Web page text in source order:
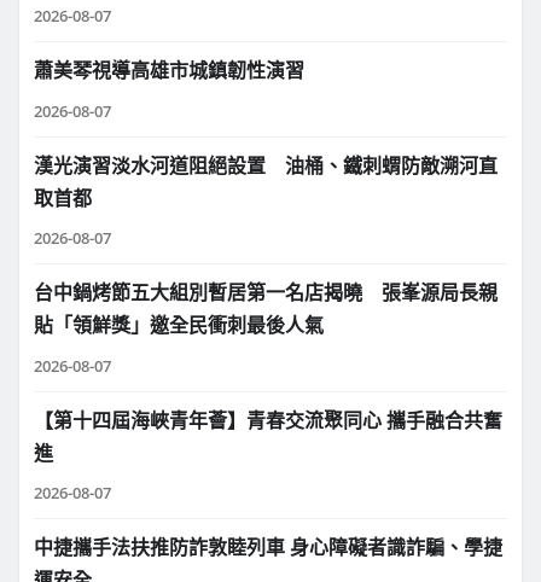
2026-08-07
蕭美琴視導高雄市城鎮韌性演習
2026-08-07
漢光演習淡水河道阻絕設置 油桶、鐵刺蝟防敵溯河直
取首都
2026-08-07
台中鍋烤節五大組別暫居第一名店揭曉 張峯源局長親
貼「領鮮獎」邀全民衝刺最後人氣
2026-08-07
【第十四屆海峽青年薈】青春交流聚同心 攜手融合共奮
進
2026-08-07
中捷攜手法扶推防詐敦睦列車 身心障礙者識詐騙、學捷